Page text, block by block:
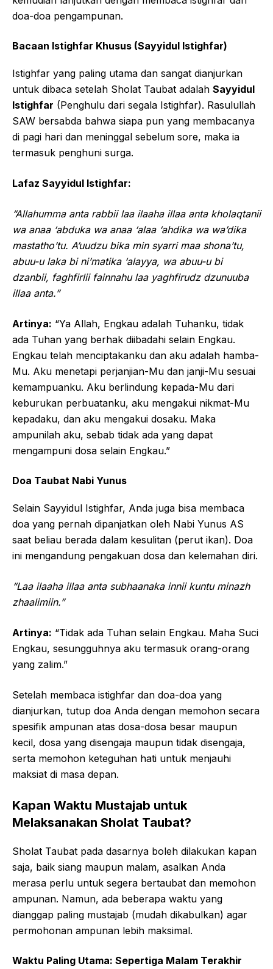
doa-doa pengampunan.
Bacaan Istighfar Khusus (Sayyidul Istighfar)
Istighfar yang paling utama dan sangat dianjurkan
untuk dibaca setelah Sholat Taubat adalah Sayyidul
Istighfar (Penghulu dari segala Istighfar). Rasulullah
SAW bersabda bahwa siapa pun yang membacanya
di pagi hari dan meninggal sebelum sore, maka ia
termasuk penghuni surga.
Lafaz Sayyidul Istighfar:
“Allahumma anta rabbii laa ilaaha illaa anta kholaqtanii
wa anaa ‘abduka wa anaa ‘alaa ‘ahdika wa wa’dika
mastatho’tu. A’uudzu bika min syarri maa shona’tu,
abuu-u laka bi ni’matika ‘alayya, wa abuu-u bi
dzanbii, faghfirlii fainnahu laa yaghfirudz dzunuuba
illaa anta.”
Artinya: “Ya Allah, Engkau adalah Tuhanku, tidak
ada Tuhan yang berhak diibadahi selain Engkau.
Engkau telah menciptakanku dan aku adalah hamba-
Mu. Aku menetapi perjanjian-Mu dan janji-Mu sesuai
kemampuanku. Aku berlindung kepada-Mu dari
keburukan perbuatanku, aku mengakui nikmat-Mu
kepadaku, dan aku mengakui dosaku. Maka
ampunilah aku, sebab tidak ada yang dapat
mengampuni dosa selain Engkau.”
Doa Taubat Nabi Yunus
Selain Sayyidul Istighfar, Anda juga bisa membaca
doa yang pernah dipanjatkan oleh Nabi Yunus AS
saat beliau berada dalam kesulitan (perut ikan). Doa
ini mengandung pengakuan dosa dan kelemahan diri.
“Laa ilaaha illaa anta subhaanaka innii kuntu minazh
zhaalimiin.”
Artinya: “Tidak ada Tuhan selain Engkau. Maha Suci
Engkau, sesungguhnya aku termasuk orang-orang
yang zalim.”
Setelah membaca istighfar dan doa-doa yang
dianjurkan, tutup doa Anda dengan memohon secara
spesifik ampunan atas dosa-dosa besar maupun
kecil, dosa yang disengaja maupun tidak disengaja,
serta memohon keteguhan hati untuk menjauhi
maksiat di masa depan.
Kapan Waktu Mustajab untuk
Melaksanakan Sholat Taubat?
Sholat Taubat pada dasarnya boleh dilakukan kapan
saja, baik siang maupun malam, asalkan Anda
merasa perlu untuk segera bertaubat dan memohon
ampunan. Namun, ada beberapa waktu yang
dianggap paling mustajab (mudah dikabulkan) agar
permohonan ampunan lebih maksimal.
Waktu Paling Utama: Sepertiga Malam Terakhir